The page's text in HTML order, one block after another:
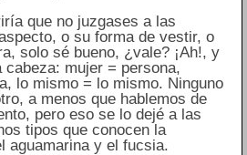
que no juzgases a las
o su forma de vestir, o
solo sé bueno, ¿vale? ¡Ah!, y
cabeza: mujer = persona,
lo mismo = lo mismo. Ninguno
a menos que hablemos de
pero eso se lo dejé a las
tipos que conocen la
aguamarina y el fucsia.